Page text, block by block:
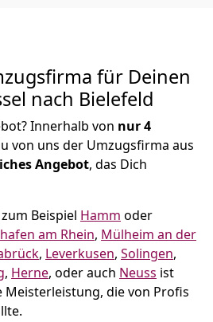
für Deinen
nach Bielefeld
Innerhalb von nur 4
von uns der Umzugsfirma aus
Angebot, das Dich
Beispiel Hamm oder
am Rhein, Mülheim an der
, Leverkusen, Solingen,
, Herne, oder auch Neuss ist
die von Profis